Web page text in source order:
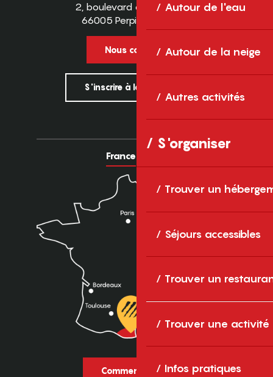
Autour de l'eau
Autour de la neige
Autres activités
S'organiser
Trouver un
Séjours accessibles
Trouver un
Trouver une activité
Infos pratiques
2, boulevard des Pyrénées
66005 Perpignan Cedex
Nous contacter
S'inscrire à la newsletter
France
Comment venir ?